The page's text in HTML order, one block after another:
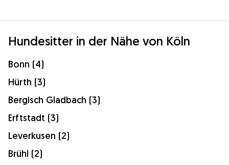
Hundesitter in der Nähe von Köln
Bonn (4)
Hürth (3)
Bergisch Gladbach (3)
Erftstadt (3)
Leverkusen (2)
Brühl (2)